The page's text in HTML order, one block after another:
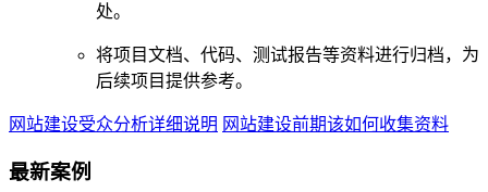
处。
将项目文档、代码、测试报告等资料进行归档，为
后续项目提供参考。
网站建设受众分析详细说明 网站建设前期该如何收集资料
最新案例